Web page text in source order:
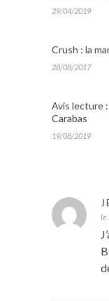
29/04/2019
Crush : la
28/08/2017
Avis lecture
Carabas
19/08/2019
le